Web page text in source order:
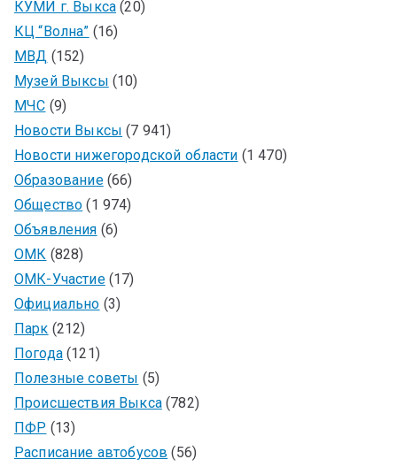
КУМИ г. Выкса (20)
КЦ “Волна” (16)
МВД (152)
Музей Выксы (10)
МЧС (9)
Новости Выксы (7 941)
Новости нижегородской области (1 470)
Образование(66)
Общество (1 974)
Объявления (6)
ОМК (828)
ОМК-Участие(17)
Официально (3)
Парк (212)
Погода(121)
Полезные советы (5)
Происшествия Выкса(782)
ПФР (13)
Расписание автобусов (56)